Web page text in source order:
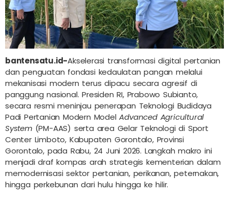
bantensatu.id-Akselerasi transformasi digital pertanian
dan penguatan fondasi kedaulatan pangan melalui
mekanisasi modern terus dipacu secara agresif di
panggung nasional. Presiden RI, Prabowo Subianto,
secara resmi meninjau penerapan Teknologi Budidaya
Padi Pertanian Modern ModelAdvanced Agricultural
System(PM-AAS) serta area Gelar Teknologi di Sport
Center Limboto, Kabupaten Gorontalo, Provinsi
Gorontalo, pada Rabu, 24 Juni 2026. Langkah makro ini
menjadi draf kompas arah strategis kementerian dalam
memodernisasi sektor pertanian, perikanan, peternakan,
hingga perkebunan dari hulu hingga ke hilir.